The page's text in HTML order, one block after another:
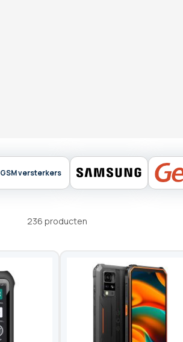
GSM versterkers
236 producten